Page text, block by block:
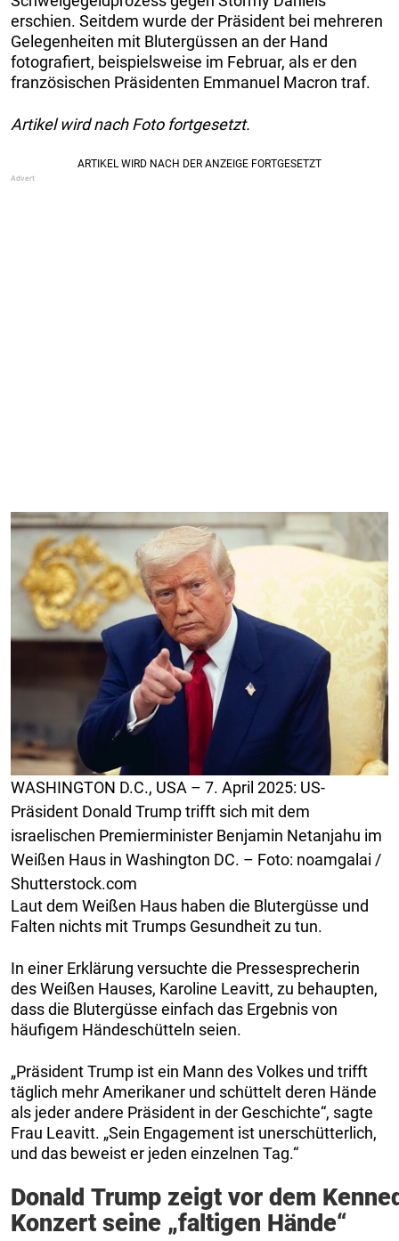
erschien. Seitdem wurde der Präsident bei mehreren
Gelegenheiten mit Blutergüssen an der Hand
fotografiert, beispielsweise im Februar, als er den
französischen Präsidenten Emmanuel Macron traf.
Artikel wird nach Foto fortgesetzt.
WASHINGTON D.C., USA – 7. April 2025: US-
Präsident Donald Trump trifft sich mit dem
israelischen Premierminister Benjamin Netanjahu im
Weißen Haus in Washington DC. – Foto: noamgalai /
Shutterstock.com
Laut dem Weißen Haus haben die Blutergüsse und
Falten nichts mit Trumps Gesundheit zu tun.
In einer Erklärung versuchte die Pressesprecherin
des Weißen Hauses, Karoline Leavitt, zu behaupten,
dass die Blutergüsse einfach das Ergebnis von
häufigem Händeschütteln seien.
„Präsident Trump ist ein Mann des Volkes und trifft
täglich mehr Amerikaner und schüttelt deren Hände
als jeder andere Präsident in der Geschichte“, sagte
Frau Leavitt. „Sein Engagement ist unerschütterlich,
und das beweist er jeden einzelnen Tag.“
Donald Trump zeigt vor dem
Konzert seine „faltigen Hände“